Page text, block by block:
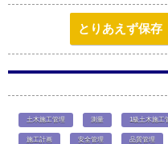
とりあえず保存
土木施工管理 測量 1級土木施工
施工計画 安全管理 品質管理